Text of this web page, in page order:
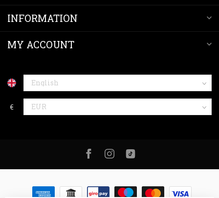
INFORMATION
MY ACCOUNT
€